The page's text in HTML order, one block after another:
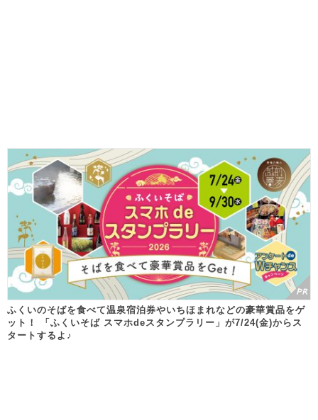
ふくいのそばを食べて温泉宿泊券やいちほまれなどの豪華賞品をゲ
ット！ 「ふくいそば スマホdeスタンプラリー」が7/24(金)からス
タートするよ♪